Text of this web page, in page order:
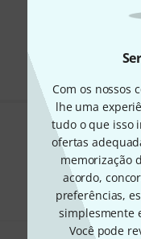
Com os nossos
lhe uma
tudo o que isso
ofertas
memorização
acordo,
preferências,
simplesmente
Você pode